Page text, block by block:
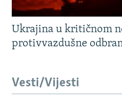
Ukrajina u kritičnom
protivvazdušne
Vesti/Vijesti